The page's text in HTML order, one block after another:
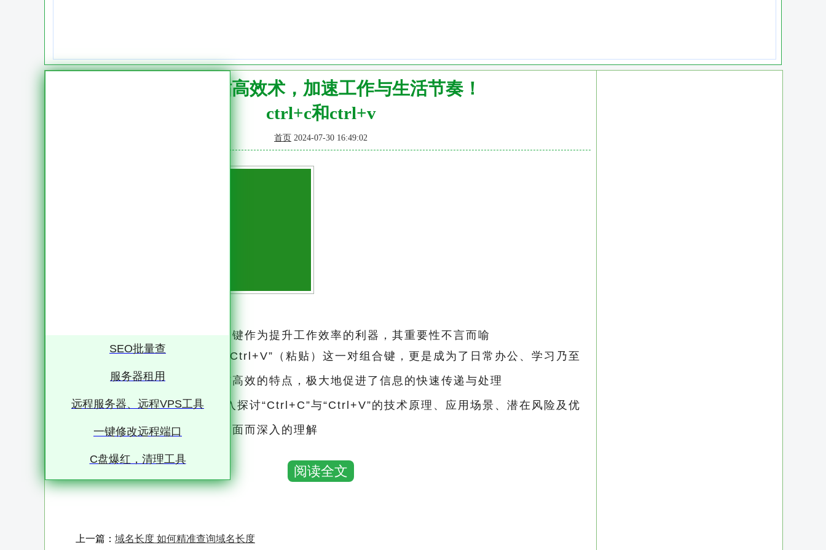
复制粘贴高效术，加速工作与生活节奏！
ctrl+c和ctrl+v
首页 2024-07-30 16:49:02
在数字时代的浪潮中，键盘快捷键作为提升工作效率的利器，其重要性不言而喻
其中，“Ctrl+C”（复制）与“Ctrl+V”（粘贴）这一对组合键，更是成为了日常办公、学习乃至
网络生活中的基本操作，其简洁高效的特点，极大地促进了信息的快速传递与处理
以下，我们将从专业角度深入探讨“Ctrl+C”与“Ctrl+V”的技术原理、应用场景、潜在风险及优
化策略，以期为读者提供一个全面而深入的理解
捷键组合，其背后依托的是操作系统的剪贴板机制
阅读全文
上一篇： 域名长度 如何精准查询域名长度
SEO批量查
服务器租用
远程服务器、远程VPS工具
一键修改远程端口
C盘爆红，清理工具